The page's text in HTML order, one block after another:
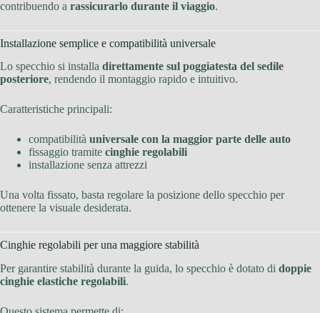
contribuendo a rassicurarlo durante il viaggio.
Installazione semplice e compatibilità universale
Lo specchio si installa direttamente sul poggiatesta del sedile
posteriore, rendendo il montaggio rapido e intuitivo.
Caratteristiche principali:
compatibilità universale con la maggior parte delle auto
fissaggio tramite cinghie regolabili
installazione senza attrezzi
Una volta fissato, basta regolare la posizione dello specchio per
ottenere la visuale desiderata.
Cinghie regolabili per una maggiore stabilità
Per garantire stabilità durante la guida, lo specchio è dotato di doppie
cinghie elastiche regolabili.